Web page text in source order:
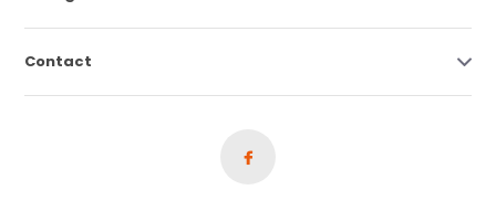
Contact